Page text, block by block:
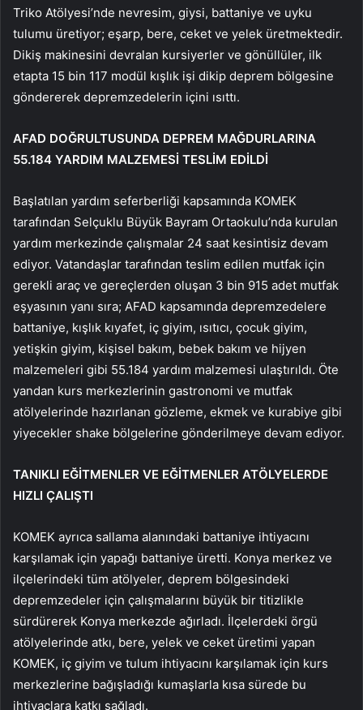
Triko Atölyesi’nde nevresim, giysi, battaniye ve uyku
tulumu üretiyor; eşarp, bere, ceket ve yelek üretmektedir.
Dikiş makinesini devralan kursiyerler ve gönüllüler, ilk
etapta 15 bin 117 modül kışlık işi dikip deprem bölgesine
göndererek depremzedelerin içini ısıttı.
AFAD DOĞRULTUSUNDA DEPREM MAĞDURLARINA
55.184 YARDIM MALZEMESİ TESLİM EDİLDİ
Başlatılan yardım seferberliği kapsamında KOMEK
tarafından Selçuklu Büyük Bayram Ortaokulu’nda kurulan
yardım merkezinde çalışmalar 24 saat kesintisiz devam
ediyor. Vatandaşlar tarafından teslim edilen mutfak için
gerekli araç ve gereçlerden oluşan 3 bin 915 adet mutfak
eşyasının yanı sıra; AFAD kapsamında depremzedelere
battaniye, kışlık kıyafet, iç giyim, ısıtıcı, çocuk giyim,
yetişkin giyim, kişisel bakım, bebek bakım ve hijyen
malzemeleri gibi 55.184 yardım malzemesi ulaştırıldı. Öte
yandan kurs merkezlerinin gastronomi ve mutfak
atölyelerinde hazırlanan gözleme, ekmek ve kurabiye gibi
yiyecekler shake bölgelerine gönderilmeye devam ediyor.
TANIKLI EĞİTMENLER VE EĞİTMENLER ATÖLYELERDE
HIZLI ÇALIŞTI
KOMEK ayrıca sallama alanındaki battaniye ihtiyacını
karşılamak için yapağı battaniye üretti. Konya merkez ve
ilçelerindeki tüm atölyeler, deprem bölgesindeki
depremzedeler için çalışmalarını büyük bir titizlikle
sürdürerek Konya merkezde ağırladı. İlçelerdeki örgü
atölyelerinde atkı, bere, yelek ve ceket üretimi yapan
KOMEK, iç giyim ve tulum ihtiyacını karşılamak için kurs
merkezlerine bağışladığı kumaşlarla kısa sürede bu
ihtiyaçlara katkı sağladı.